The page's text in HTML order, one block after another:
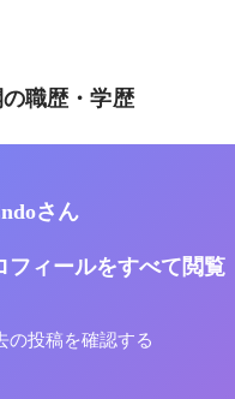
職歴・学歴
さん
フィールをすべて閲覧
の投稿を確認する